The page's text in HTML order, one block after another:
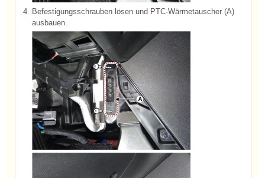
4. Befestigungsschrauben lösen und PTC-Wärmetauscher (A)
ausbauen.